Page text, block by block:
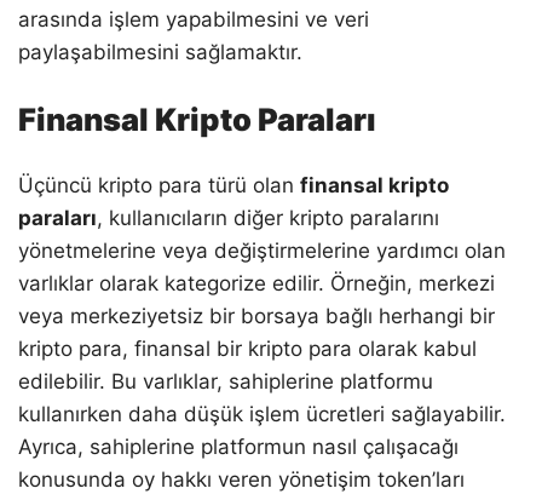
arasında işlem yapabilmesini ve veri
paylaşabilmesini sağlamaktır.
Finansal Kripto Paraları
Üçüncü kripto para türü olan finansal kripto
paraları, kullanıcıların diğer kripto paralarını
yönetmelerine veya değiştirmelerine yardımcı olan
varlıklar olarak kategorize edilir. Örneğin, merkezi
veya merkeziyetsiz bir borsaya bağlı herhangi bir
kripto para, finansal bir kripto para olarak kabul
edilebilir. Bu varlıklar, sahiplerine platformu
kullanırken daha düşük işlem ücretleri sağlayabilir.
Ayrıca, sahiplerine platformun nasıl çalışacağı
konusunda oy hakkı veren yönetişim token’ları